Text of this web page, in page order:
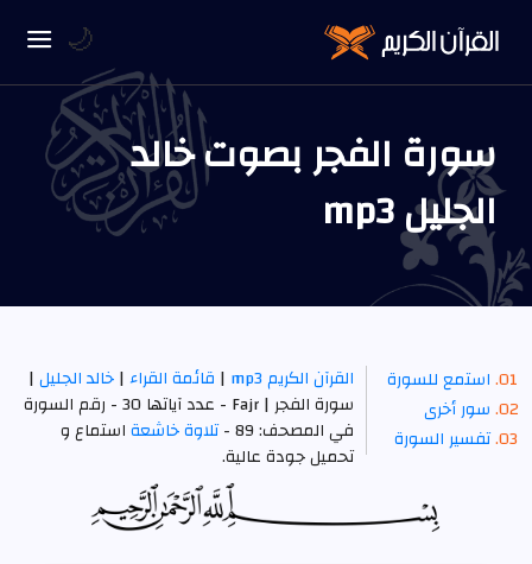
سورة الفجر بصوت خالد
الجليل mp3
استمع للسورة
سور أخرى
تفسير السورة
القرآن الكريم mp3 | قائمة القراء|خالد الجليل|
سورة الفجر | Fajr - عدد آياتها 30 - رقم السورة
في المصحف: 89 -
تلاوة خاشعةاستماع و
تحميل جودة عالية.
🌙